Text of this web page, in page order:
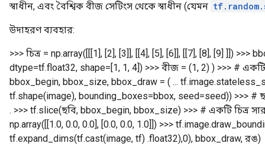
স্বাধীন, এবং বৈশ্বিক বীজ সেটিংস থেকে স্বাধীন (যেমন
উদাহরণ ব্যবহার:
>>> চিত্র = np.array([[[1], [2], [3]], [[4], [5], [6]], [[7], [8], [9] ]]) >>>
dtype=tf.float32, shape=[1, 1, 4]) >>> বীজ = (1, 2) ) >>> #
bbox_begin, bbox_size, bbox_draw = ( ...
tf.shape(image), bounding_boxes=bbox, seed=seed)) >>> #
. >>> tf.slice(ছবি, bbox_begin, bbox_size) >>> # একটি চিত্র
np.array([[1.0, 0.0, 0.0], [0.0, 0.0, 1.0]]) >>>
tf.expand_dims(tf.cast(image, tf) .float32),0), bbox_draw, রঙ)